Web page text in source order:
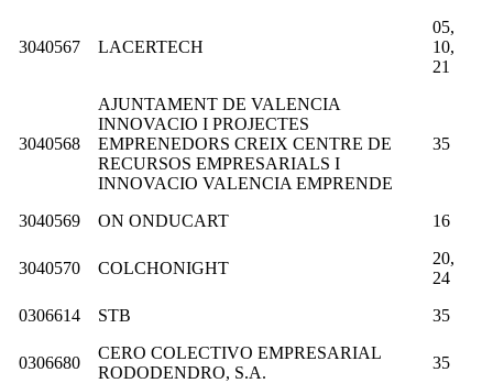
3040567 LACERTECH
05,
10,
21
3040568
AJUNTAMENT DE VALENCIA
INNOVACIO I PROJECTES
EMPRENEDORS CREIX CENTRE DE
RECURSOS EMPRESARIALS I
INNOVACIO VALENCIA EMPRENDE
35
3040569 ON ONDUCART 16
3040570 COLCHONIGHT
20,
24
0306614
STB 35
0306680
CERO COLECTIVO EMPRESARIAL
RODODENDRO, S.A.
35